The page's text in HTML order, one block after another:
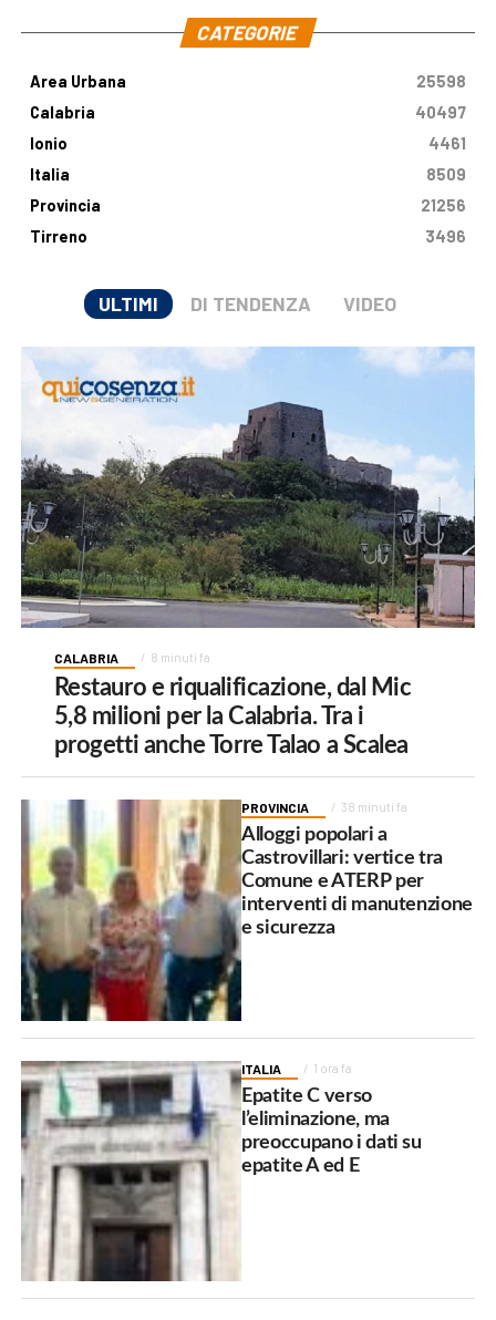
CATEGORIE
Area Urbana
25598
Calabria
40497
Ionio
4461
Italia
8509
Provincia
21256
Tirreno
3496
ULTIMI DI TENDENZA VIDEO
CALABRIA 8 minuti fa
Restauro e riqualificazione, dal Mic
5,8 milioni per la Calabria. Tra i
progetti anche Torre Talao a Scalea
PROVINCIA 38 minuti fa
Alloggi popolari a
Castrovillari: vertice tra
Comune e ATERP per
interventi di manutenzione
e sicurezza
ITALIA 1 ora fa
Epatite C verso
l’eliminazione, ma
preoccupano i dati su
epatite A ed E